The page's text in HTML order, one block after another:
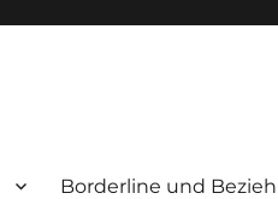
Borderline und